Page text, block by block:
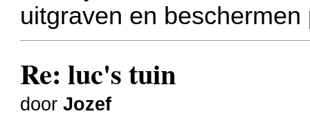
uitgraven en beschermen
Re: luc's tuin
doorJozef